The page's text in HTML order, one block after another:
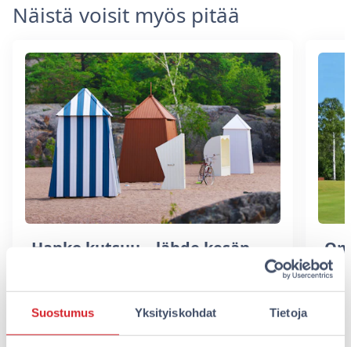
Suostumus Yksityiskohdat Tietoja
Näistä voisit myös pitää
Hanko kutsuu – lähde kesän
merimaisemia ja hyvää ruokaa, Hanko
on juuri oikea suunta. Tänäkin kesänä